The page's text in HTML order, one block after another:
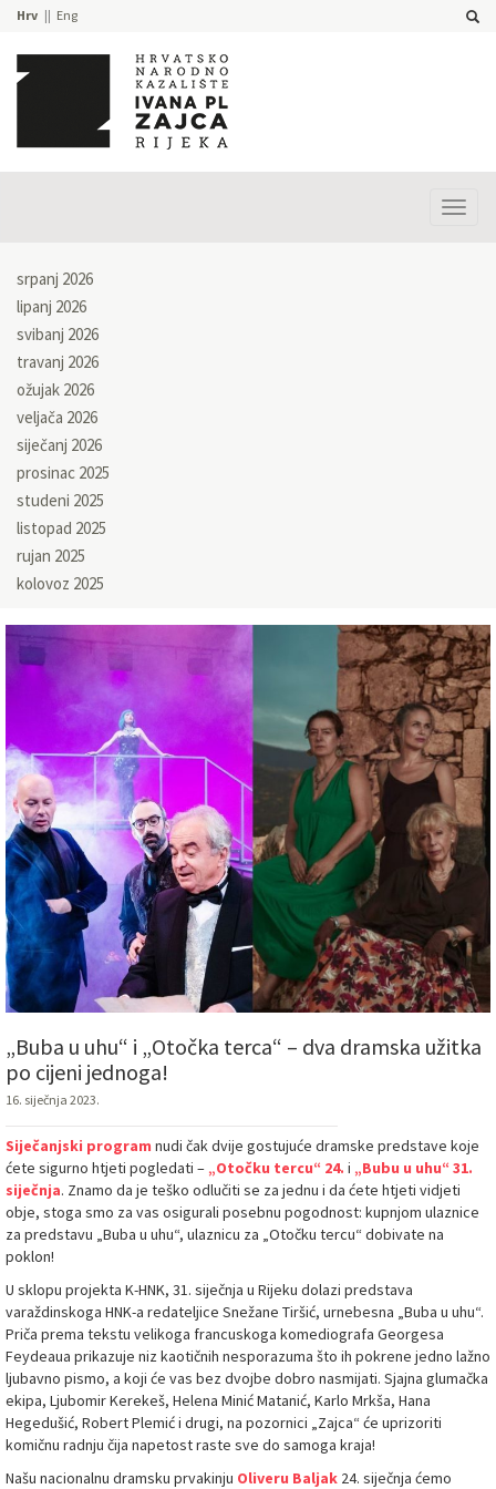
Hrv Eng
srpanj 2026
lipanj 2026
svibanj 2026
travanj 2026
ožujak 2026
veljača 2026
siječanj 2026
prosinac 2025
studeni 2025
listopad 2025
rujan 2025
kolovoz 2025
„Buba u uhu“ i „Otočka terca“ – dva dramska užitka
po cijeni jednoga!
16. siječnja 2023.
Siječanjski program nudi čak dvije gostujuće dramske predstave koje
ćete sigurno htjeti pogledati – „Otočku tercu“ 24. i „Bubu u uhu“ 31.
siječnja. Znamo da je teško odlučiti se za jednu i da ćete htjeti vidjeti
obje, stoga smo za vas osigurali posebnu pogodnost: kupnjom ulaznice
za predstavu „Buba u uhu“, ulaznicu za „Otočku tercu“ dobivate na
poklon!
U sklopu projekta K-HNK, 31. siječnja u Rijeku dolazi predstava
varaždinskoga HNK-a redateljice Snežane Tiršić, urnebesna „Buba u uhu“.
Priča prema tekstu velikoga francuskoga komediografa Georgesa
Feydeaua prikazuje niz kaotičnih nesporazuma što ih pokrene jedno lažno
ljubavno pismo, a koji će vas bez dvojbe dobro nasmijati. Sjajna glumačka
ekipa, Ljubomir Kerekeš, Helena Minić Matanić, Karlo Mrkša, Hana
Hegedušić, Robert Plemić i drugi, na pozornici „Zajca“ će uprizoriti
komičnu radnju čija napetost raste sve do samoga kraja!
Našu nacionalnu dramsku prvakinju Oliveru Baljak 24. siječnja ćemo